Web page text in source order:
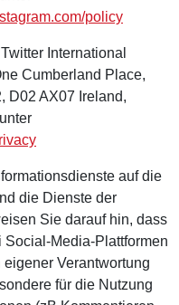
policy
International
Cumberland Place,
D02 AX07 Ireland,
auf die
die Dienste der
Sie darauf hin, dass
Social-Media-Plattformen
Verantwortung
für die Nutzung